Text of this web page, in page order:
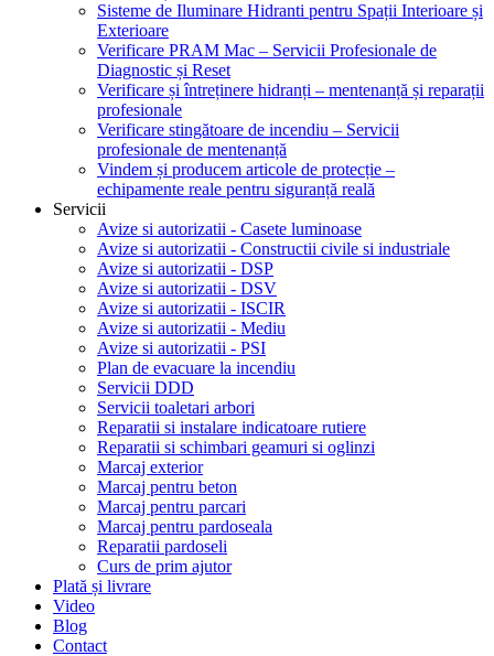
Sisteme de Iluminare Hidranti pentru Spații Interioare și
Exterioare
Verificare PRAM Mac – Servicii Profesionale de
Diagnostic și Reset
Verificare și întreținere hidranți – mentenanță și reparații
profesionale
Verificare stingătoare de incendiu – Servicii
profesionale de mentenanță
Vindem și producem articole de protecție –
echipamente reale pentru siguranță reală
Servicii
Avize si autorizatii - Casete luminoase
Avize si autorizatii - Constructii civile si industriale
Avize si autorizatii - DSP
Avize si autorizatii - DSV
Avize si autorizatii - ISCIR
Avize si autorizatii - Mediu
Avize si autorizatii - PSI
Plan de evacuare la incendiu
Servicii DDD
Servicii toaletari arbori
Reparatii si instalare indicatoare rutiere
Reparatii si schimbari geamuri si oglinzi
Marcaj exterior
Marcaj pentru beton
Marcaj pentru parcari
Marcaj pentru pardoseala
Reparatii pardoseli
Curs de prim ajutor
Plată și livrare
Video
Blog
Contact